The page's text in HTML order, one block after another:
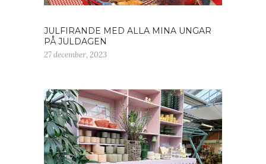
JULFIRANDE MED ALLA MINA UNGAR
PÅ JULDAGEN
27 december, 2023